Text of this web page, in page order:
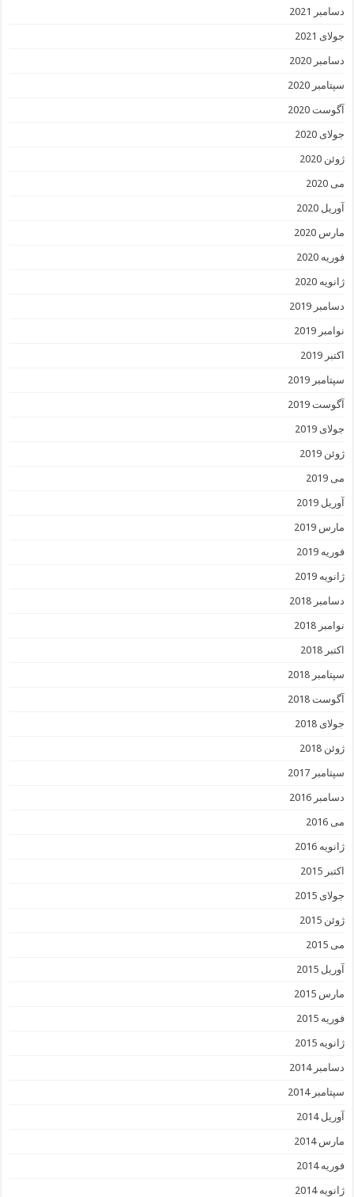
دسامبر 2021
جولای 2021
دسامبر 2020
سپتامبر 2020
آگوست 2020
جولای 2020
ژوئن 2020
می 2020
آوریل 2020
مارس 2020
فوریه 2020
ژانویه 2020
دسامبر 2019
نوامبر 2019
اکتبر 2019
سپتامبر 2019
آگوست 2019
جولای 2019
ژوئن 2019
می 2019
آوریل 2019
مارس 2019
فوریه 2019
ژانویه 2019
دسامبر 2018
نوامبر 2018
اکتبر 2018
سپتامبر 2018
آگوست 2018
جولای 2018
ژوئن 2018
سپتامبر 2017
دسامبر 2016
می 2016
ژانویه 2016
اکتبر 2015
جولای 2015
ژوئن 2015
می 2015
آوریل 2015
مارس 2015
فوریه 2015
ژانویه 2015
دسامبر 2014
سپتامبر 2014
آوریل 2014
مارس 2014
فوریه 2014
ژانویه 2014